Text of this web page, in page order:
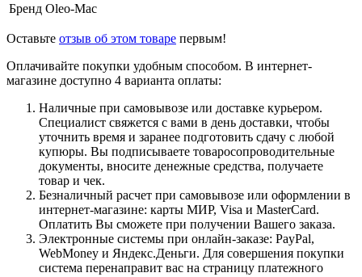
Бренд Oleo-Mac
Оставьте отзыв об этом товаре первым!
Оплачивайте покупки удобным способом. В интернет-
магазине доступно 4 варианта оплаты:
Наличные при самовывозе или доставке курьером.
Специалист свяжется с вами в день доставки, чтобы
уточнить время и заранее подготовить сдачу с любой
купюры. Вы подписываете товаросопроводительные
документы, вносите денежные средства, получаете
товар и чек.
Безналичный расчет при самовывозе или оформлении в
интернет-магазине: карты МИР, Visa и MasterCard.
Оплатить Вы сможете при получении Вашего заказа.
Электронные системы при онлайн-заказе: PayPal,
WebMoney и Яндекс.Деньги. Для совершения покупки
система перенаправит вас на страницу платежного